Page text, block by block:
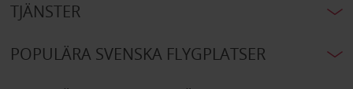
TJÄNSTER
POPULÄRA SVENSKA FLYGPLATSER